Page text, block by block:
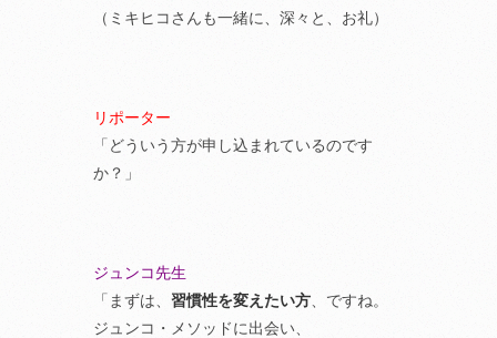
（ミキヒコさんも一緒に、深々と、お礼）
リポーター
「どういう方が申し込まれているのです
か？」
ジュンコ先生
「まずは、 習慣性を変えたい方 、ですね。
ジュンコ・メソッドに出会い、